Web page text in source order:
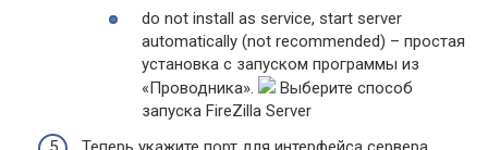
do not install as service, start server
automatically (not recommended) – простая
установка с запуском программы из
«Проводника».
Выберите способ
запуска FireZilla Server